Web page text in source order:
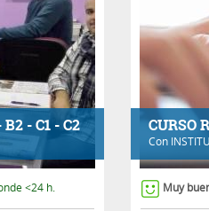
- C1 - C2
<24 h.
CURSO
Con
Muy